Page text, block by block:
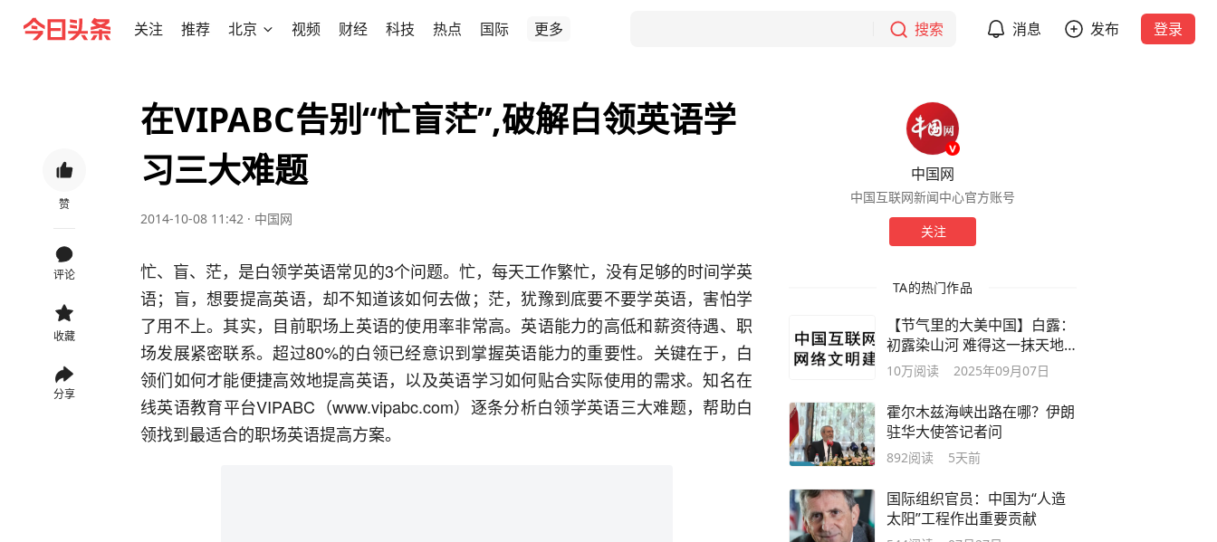
关注 推荐 北京 视频 财经 科技 热点 国际 更多 搜索 消息 发布 登录
赞
评论
收藏
分享
在VIPABC告别“忙盲茫”,破解白领英语学
习三大难题
2014-10-08 11:42 · 中国网
忙、盲、茫，是白领学英语常见的3个问题。忙，每天工作繁忙，没有足够的时间学英
语；盲，想要提高英语，却不知道该如何去做；茫，犹豫到底要不要学英语，害怕学
了用不上。其实，目前职场上英语的使用率非常高。英语能力的高低和薪资待遇、职
场发展紧密联系。超过80%的白领已经意识到掌握英语能力的重要性。关键在于，白
领们如何才能便捷高效地提高英语，以及英语学习如何贴合实际使用的需求。知名在
线英语教育平台VIPABC（www.vipabc.com）逐条分析白领学英语三大难题，帮助白
领找到最适合的职场英语提高方案。
中国网
中国互联网新闻中心官方账号
关注
TA的热门作品
【节气里的大美中国】白露：
初露染山河 难得这一抹天地
颜色
10万阅读 2025年09月07日
霍尔木兹海峡出路在哪？伊朗
驻华大使答记者问
892阅读 5天前
国际组织官员：中国为“人造
太阳”工程作出重要贡献